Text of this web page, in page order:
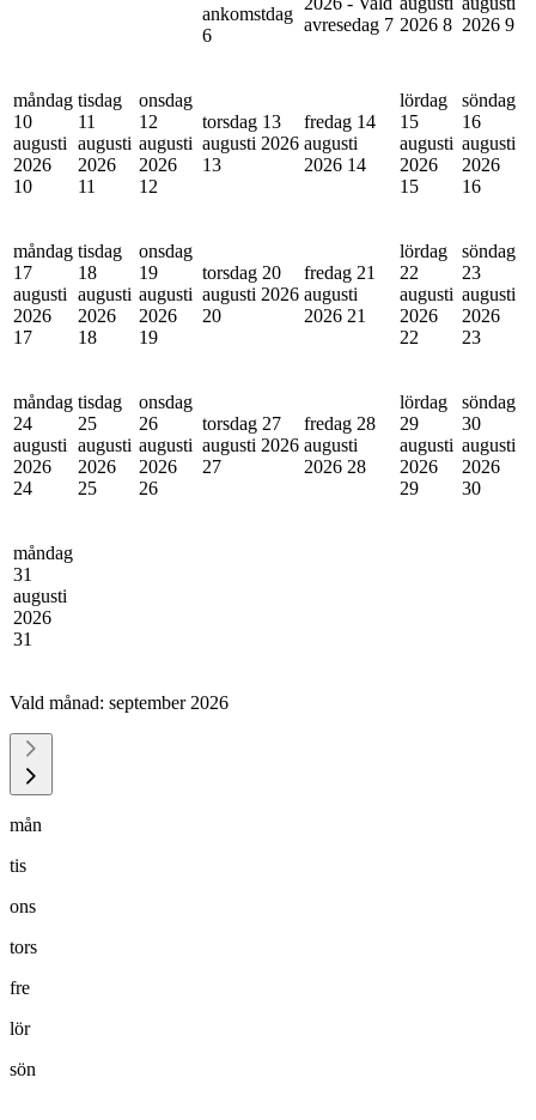
ankomstdag
6
avresedag 7 2026 8 2026 9
måndag
10
augusti
2026
10
tisdag
11
augusti
2026
11
onsdag
12
augusti
2026
12
torsdag 13
augusti 2026
13
fredag 14
augusti
2026 14
lördag
15
augusti
2026
15
söndag
16
augusti
2026
16
måndag
17
augusti
2026
17
tisdag
18
augusti
2026
18
onsdag
19
augusti
2026
19
torsdag 20
augusti 2026
20
fredag 21
augusti
2026 21
lördag
22
augusti
2026
22
söndag
23
augusti
2026
23
måndag
24
augusti
2026
24
tisdag
25
augusti
2026
25
onsdag
26
augusti
2026
26
torsdag 27
augusti 2026
27
fredag 28
augusti
2026 28
lördag
29
augusti
2026
29
söndag
30
augusti
2026
30
måndag
31
augusti
2026
31
Vald månad: september 2026
mån
tis
ons
tors
fre
lör
sön